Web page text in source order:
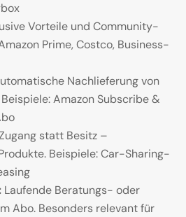
Vorteile und Community-
Prime, Costco, Business-
Nachlieferung von
Amazon Subscribe &
statt Besitz –
Beispiele: Car-Sharing-
Laufende Beratungs- oder
Abo. Besonders relevant für